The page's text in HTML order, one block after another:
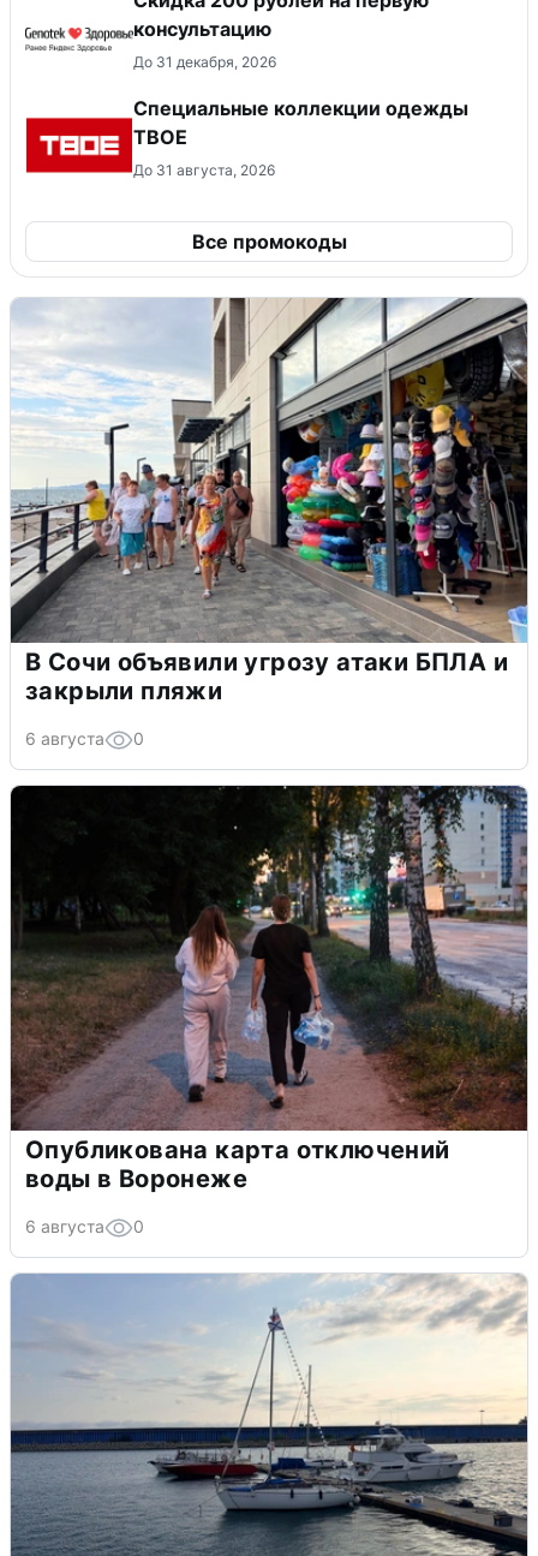
консультацию
До 31 декабря, 2026
Специальные коллекции одежды
ТВОЕ
До 31 августа, 2026
Все промокоды
В Сочи объявили угрозу атаки БПЛА и
закрыли пляжи
6 августа 0
Опубликована карта отключений
воды в Воронеже
6 августа 0